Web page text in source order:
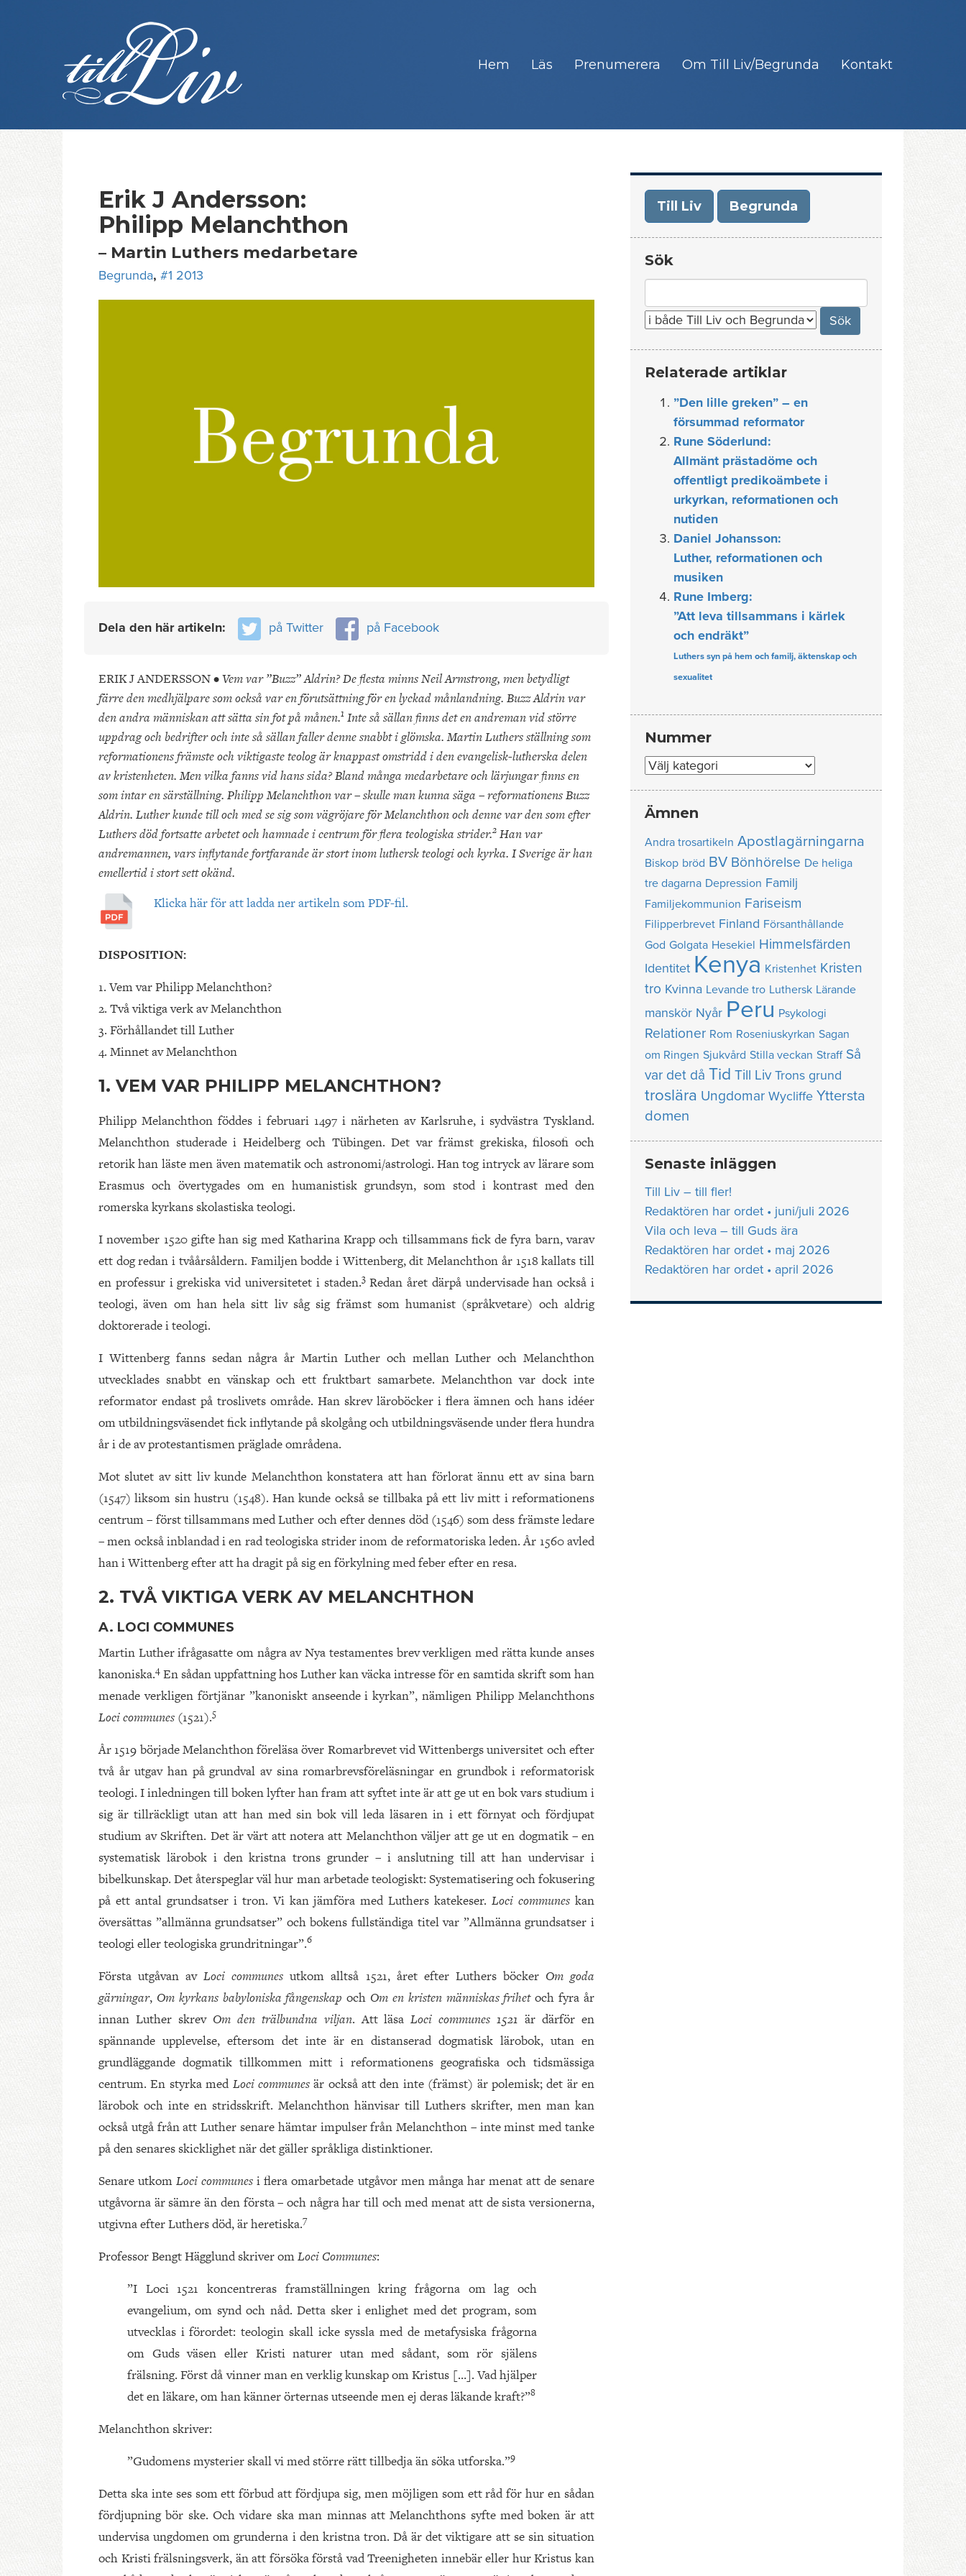
Hem Läs Prenumerera Om Till Liv/Begrunda Kontakt
Erik J Andersson:
Philipp Melanchthon
– Martin Luthers medarbetare
Begrunda, #1 2013
Dela den här artikeln: på Twitter på Facebook
ERIK J ANDERSSON •Vem var ”Buzz” Aldrin? De flesta minns Neil Armstrong, men betydligt
färre den medhjälpare som också var en förutsättning för en lyckad månlandning. Buzz Aldrin var
den andra människan att sätta sin fot på månen.1 Inte så sällan finns det en andreman vid större
uppdrag och bedrifter och inte så sällan faller denne snabbt i glömska. Martin Luthers ställning som
reformationens främste och viktigaste teolog är knappast omstridd i den evangelisk-lutherska delen
av kristenheten. Men vilka fanns vid hans sida? Bland många medarbetare och lärjungar finns en
som intar en särställning. Philipp Melanchthon var – skulle man kunna säga – reformationens Buzz
Aldrin. Luther kunde till och med se sig som vägröjare för Melanchthon och denne var den som efter
Luthers död fortsatte arbetet och hamnade i centrum för flera teologiska strider.2 Han var
andremannen, vars inflytande fortfarande är stort inom luthersk teologi och kyrka. I Sverige är han
emellertid i stort sett okänd.
Klicka här för att ladda ner artikeln som PDF-fil.
DISPOSITION:
1. Vem var Philipp Melanchthon?
2. Två viktiga verk av Melanchthon
3. Förhållandet till Luther
4. Minnet av Melanchthon
1. VEM VAR PHILIPP MELANCHTHON?
Philipp Melanchthon föddes i februari 1497 i närheten av Karlsruhe, i sydvästra Tyskland.
Melanchthon studerade i Heidelberg och Tübingen. Det var främst grekiska, filosofi och
retorik han läste men även matematik och astronomi/astrologi. Han tog intryck av lärare som
Erasmus och övertygades om en humanistisk grundsyn, som stod i kontrast med den
romerska kyrkans skolastiska teologi.
I november 1520 gifte han sig med Katharina Krapp och tillsammans fick de fyra barn, varav
ett dog redan i tvåårsåldern. Familjen bodde i Wittenberg, dit Melanchthon år 1518 kallats till
en professur i grekiska vid universitetet i staden.3Redan året därpå undervisade han också i
teologi, även om han hela sitt liv såg sig främst som humanist (språkvetare) och aldrig
doktorerade i teologi.
I Wittenberg fanns sedan några år Martin Luther och mellan Luther och Melanchthon
utvecklades snabbt en vänskap och ett fruktbart samarbete. Melanchthon var dock inte
reformator endast på troslivets område. Han skrev läroböcker i flera ämnen och hans idéer
om utbildningsväsendet fick inflytande på skolgång och utbildningsväsende under flera hundra
år i de av protestantismen präglade områdena.
Mot slutet av sitt liv kunde Melanchthon konstatera att han förlorat ännu ett av sina barn
(1547) liksom sin hustru (1548). Han kunde också se tillbaka på ett liv mitt i reformationens
centrum – först tillsammans med Luther och efter dennes död (1546) som dess främste ledare
– men också inblandad i en rad teologiska strider inom de reformatoriska leden. År 1560 avled
han i Wittenberg efter att ha dragit på sig en förkylning med feber efter en resa.
2. TVÅ VIKTIGA VERK AV MELANCHTHON
A. LOCI COMMUNES
Martin Luther ifrågasatte om några av Nya testamentes brev verkligen med rätta kunde anses
kanoniska.4 En sådan uppfattning hos Luther kan väcka intresse för en samtida skrift som han
menade verkligen förtjänar ”kanoniskt anseende i kyrkan”, nämligen Philipp Melanchthons
Loci communes (1521).5
År 1519 började Melanchthon föreläsa över Romarbrevet vid Wittenbergs universitet och efter
två år utgav han på grundval av sina romarbrevsföreläsningar en grundbok i reformatorisk
teologi. I inledningen till boken lyfter han fram att syftet inte är att ge ut en bok vars studium i
sig är tillräckligt utan att han med sin bok vill leda läsaren in i ett förnyat och fördjupat
studium av Skriften. Det är värt att notera att Melanchthon väljer att ge ut en dogmatik – en
systematisk lärobok i den kristna trons grunder – i anslutning till att han undervisar i
bibelkunskap. Det återspeglar väl hur man arbetade teologiskt: Systematisering och fokusering
på ett antal grundsatser i tron. Vi kan jämföra med Luthers katekeser.Loci communeskan
översättas ”allmänna grundsatser” och bokens fullständiga titel var ”Allmänna grundsatser i
teologi eller teologiska grundritningar”.6
Första utgåvan avLoci communesutkom alltså 1521, året efter Luthers böcker Om goda
gärningar, Om kyrkans babyloniska fångenskapoch Om en kristen människas frihetoch fyra år
innan Luther skrev Om den trälbundna viljan. Att läsaLoci communes1521är därför en
spännande upplevelse, eftersom det inte är en distanserad dogmatisk lärobok, utan en
grundläggande dogmatik tillkommen mitt i reformationens geografiska och tidsmässiga
centrum. En styrka med Loci communesär också att den inte (främst) är polemisk; det är en
lärobok och inte en stridsskrift. Melanchthon hänvisar till Luthers skrifter, men man kan
också utgå från att Luther senare hämtar impulser från Melanchthon – inte minst med tanke
på den senares skicklighet när det gäller språkliga distinktioner.
Senare utkomLoci communesi flera omarbetade utgåvor men många har menat att de senare
utgåvorna är sämre än den första – och några har till och med menat att de sista versionerna,
utgivna efter Luthers död, är heretiska.7
Professor Bengt Hägglund skriver omLoci Communes:
”I Loci 1521 koncentreras framställningen kring frågorna om lag och
evangelium, om synd och nåd. Detta sker i enlighet med det program, som
utvecklas i förordet: teologin skall icke syssla med de metafysiska frågorna
om Guds väsen eller Kristi naturer utan med sådant, som rör själens
frälsning. Först då vinner man en verklig kunskap om Kristus […]. Vad hjälper
det en läkare, om han känner örternas utseende men ej deras läkande kraft?”8
Melanchthon skriver:
”Gudomens mysterier skall vi med större rätt tillbedja än söka utforska.”9
Detta ska inte ses som ett förbud att fördjupa sig, men möjligen som ett råd för hur en sådan
fördjupning bör ske. Och vidare ska man minnas att Melanchthons syfte med boken är att
undervisa ungdomen om grunderna i den kristna tron. Då är det viktigare att se sin situation
och Kristi frälsningsverk, än att försöka förstå vad Treenigheten innebär eller hur Kristus kan
Till Liv Begrunda
Sök
for:
Relaterade artiklar
”Den lille greken” – en
försummad reformator
Rune Söderlund:
Allmänt prästadöme och
offentligt predikoämbete i
urkyrkan, reformationen och
nutiden
Daniel Johansson:
Luther, reformationen och
musiken
Rune Imberg:
”Att leva tillsammans i kärlek
och endräkt”
Luthers syn på hem och familj, äktenskap och
sexualitet
Nummer
Nummer
Ämnen
Andra trosartikeln Apostlagärningarna
Biskop bröd BV Bönhörelse De heliga
tre dagarna Depression Familj
Familjekommunion Fariseism
Filipperbrevet Finland Försanthållande
God Golgata Hesekiel Himmelsfärden
Identitet Kenya Kristenhet Kristen
tro Kvinna Levande tro Luthersk Lärande
manskör Nyår Peru Psykologi
Relationer Rom Roseniuskyrkan Sagan
om Ringen Sjukvård Stilla veckan Straff Så
var det då Tid Till Liv Trons grund
troslära Ungdomar Wycliffe Yttersta
domen
Senaste inläggen
Till Liv – till fler!
Redaktören har ordet • juni/juli 2026
Vila och leva – till Guds ära
Redaktören har ordet • maj 2026
Redaktören har ordet • april 2026